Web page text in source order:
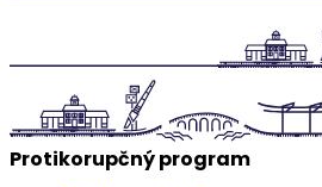
Protikorupčný program